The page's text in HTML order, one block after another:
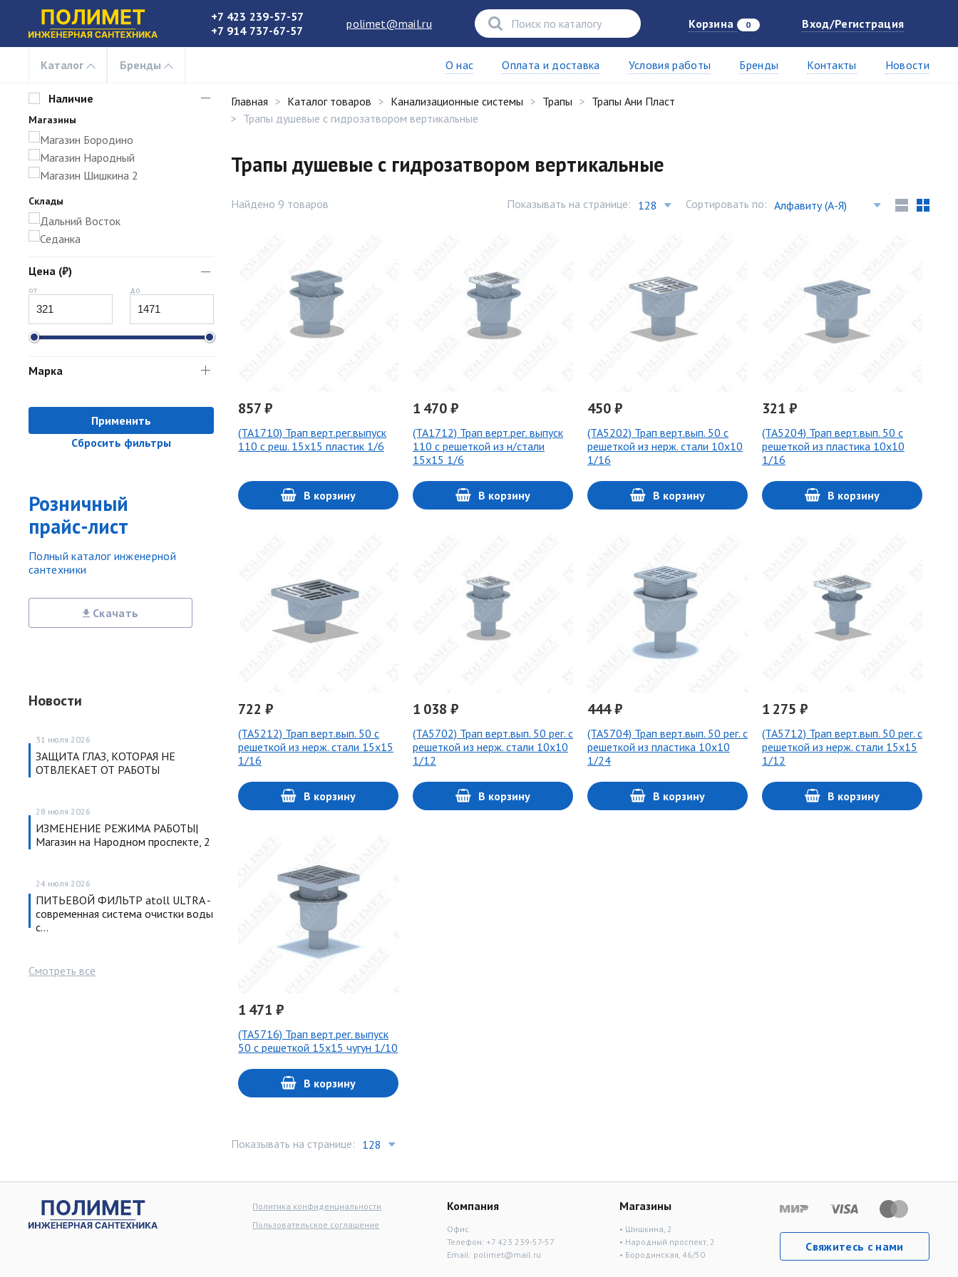
+7 423 239-57-57
+7 914 737-67-57
polimet@mail.ru Корзина 0 Вход/Регистрация
Каталог Бренды О нас Оплата и доставка Условия работы Бренды Контакты Новости
Наличие
Магазины
Магазин Бородино
Магазин Народный
Магазин Шишкина 2
Склады
Дальний Восток
Седанка
Цена (₽)
от до
Марка
Применить
Сбросить фильтры
Розничный
прайс-лист
Полный каталог инженерной
сантехники
Скачать
Новости
31 июля 2026
ЗАЩИТА ГЛАЗ, КОТОРАЯ НЕ
ОТВЛЕКАЕТ ОТ РАБОТЫ
28 июля 2026
ИЗМЕНЕНИЕ РЕЖИМА РАБОТЫ|
Магазин на Народном проспекте, 2
24 июля 2026
ПИТЬЕВОЙ ФИЛЬТР atoll ULTRA -
современная система очистки воды
с…
Смотреть все
Главная Каталог товаров Канализационные системы Трапы
Трапы Ани Пласт
Трапы душевые с гидрозатвором вертикальные
Трапы душевые с гидрозатвором вертикальные
Найдено 9 товаров Показывать на странице: Сортировать по:
857 ₽
(ТА1710) Трап верт.рег.выпуск
110 с реш. 15х15 пластик 1/6
В корзину
1 470 ₽
(ТА1712) Трап верт.рег. выпуск
110 с решеткой из н/стали
15х15 1/6
В корзину
450 ₽
(ТА5202) Трап верт.вып. 50 с
решеткой из нерж. стали 10х10
1/16
В корзину
321 ₽
(ТА5204) Трап верт.вып. 50 с
решеткой из пластика 10х10
1/16
В корзину
722 ₽
(ТА5212) Трап верт.вып. 50 с
решеткой из нерж. стали 15х15
1/16
В корзину
1 038 ₽
(ТА5702) Трап верт.вып. 50 рег. с
решеткой из нерж. стали 10х10
1/12
В корзину
444 ₽
(ТА5704) Трап верт.вып. 50 рег. с
решеткой из пластика 10х10
1/24
В корзину
1 275 ₽
(ТА5712) Трап верт.вып. 50 рег. с
решеткой из нерж. стали 15х15
1/12
В корзину
1 471 ₽
(ТА5716) Трап верт.рег. выпуск
50 с решеткой 15х15 чугун 1/10
В корзину
Показывать на странице:
Политика конфиденциальности
Пользовательское соглашение
Компания
Офис
Телефон: +7 423 239-57-57
Email: polimet@mail.ru
Магазины
• Шишкина, 2
• Народный проспект, 2
• Бородинская, 46/50
Свяжитесь с нами